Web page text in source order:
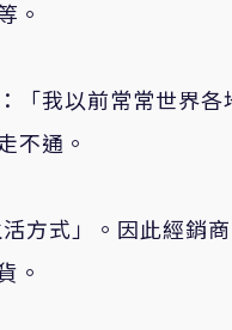
。
「我以前常常世界各
不通。
方式」。因此經銷
。